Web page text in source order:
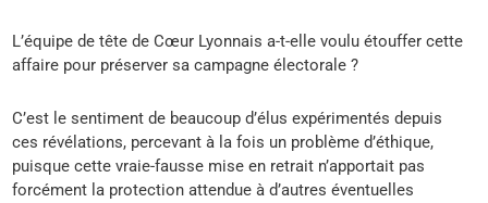
L’équipe de tête de Cœur Lyonnais a-t-elle voulu étouffer cette
affaire pour préserver sa campagne électorale ?
C’est le sentiment de beaucoup d’élus expérimentés depuis
ces révélations, percevant à la fois un problème d’éthique,
puisque cette vraie-fausse mise en retrait n’apportait pas
forcément la protection attendue à d’autres éventuelles